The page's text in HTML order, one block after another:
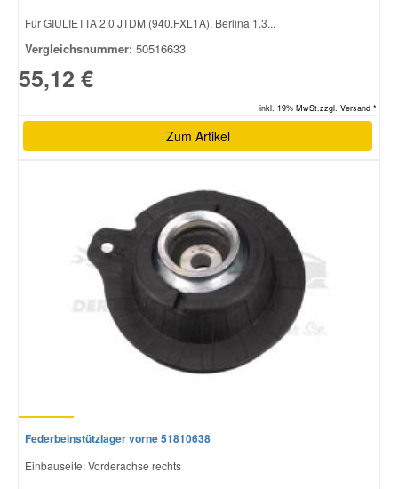
Für GIULIETTA 2.0 JTDM (940.FXL1A), Berlina 1.3...
Vergleichsnummer: 50516633
55,12 €
inkl. 19% MwSt.zzgl. Versand *
Zum Artikel
Federbeinstützlager vorne 51810638
Einbauseite: Vorderachse rechts